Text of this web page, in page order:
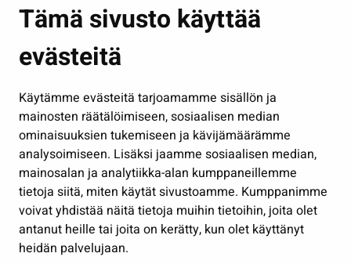
Tämä sivusto käyttää
evästeitä
Käytämme evästeitä tarjoamamme sisällön ja
mainosten räätälöimiseen, sosiaalisen median
ominaisuuksien tukemiseen ja kävijämäärämme
analysoimiseen. Lisäksi jaamme sosiaalisen median,
mainosalan ja analytiikka-alan kumppaneillemme
tietoja siitä, miten käytät sivustoamme. Kumppanimme
voivat yhdistää näitä tietoja muihin tietoihin, joita olet
antanut heille tai joita on kerätty, kun olet käyttänyt
heidän palvelujaan.
Kasvatus ja opetus
Kulttuuri ja liikunta
Työ ja yrittäminen
Osallistu ja asioi
Näytä omat evästeasetukseni
Seuraa meitä